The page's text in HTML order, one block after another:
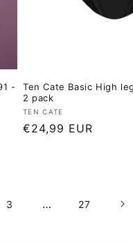
-
Ten Cate Basic High
2 pack
Verkoper:
TEN CATE
Normale
€24,99 EUR
3 … 27